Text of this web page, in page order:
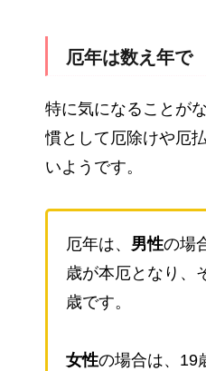
厄年は数え年で
特に気になることが
慣として厄除けや厄
いようです。
厄年は、 男性の場
歳が本厄となり、
歳です。
女性の場合は、19